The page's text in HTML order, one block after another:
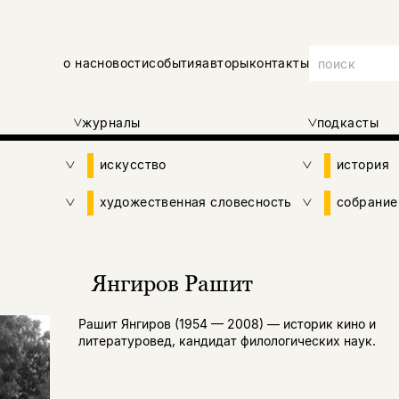
о насновостисобытияавторыконтакты
журналы подкасты
искусство история
художественная словесность
Янгиров Рашит
Рашит Янгиров (1954 — 2008) — историк кино и
литературовед, кандидат филологических наук.